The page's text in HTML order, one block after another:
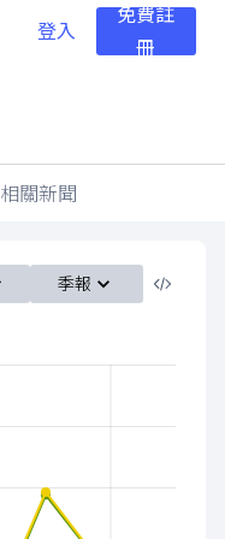
登入
免費註
冊
相關新聞
季報